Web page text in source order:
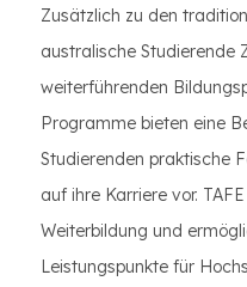
Zusätzlich zu den
australische Studierende
weiterführenden
Programme bieten eine
Studierenden praktische
auf ihre Karriere vor.
Weiterbildung und
Leistungspunkte für